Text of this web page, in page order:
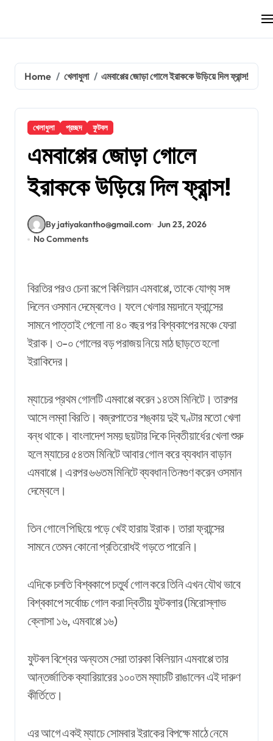
Home খেলাধুলা এমবাপ্পের জোড়া গোলে ইরাককে উড়িয়ে দিল ফ্রান্স!
খেলাধুলা প্রচ্ছদ ফুটবল
এমবাপ্পের জোড়া গোলে
ইরাককে উড়িয়ে দিল ফ্রান্স!
By jatiyakantho@gmail.com Jun 23, 2026
No Comments
বিরতির পরও চেনা রূপে কিলিয়ান এমবাপ্পে, তাকে যোগ্য সঙ্গ
দিলেন ওসমান দেম্বেলেও। ফলে খেলার ময়দানে ফ্রান্সের
সামনে পাত্তাই পেলো না ৪০ বছর পর বিশ্বকাপের মঞ্চে ফেরা
ইরাক। ৩-০ গোলের বড় পরাজয় নিয়ে মাঠ ছাড়তে হলো
ইরাকিদের।
ম্যাচের প্রথম গোলটি এমবাপ্পে করেন ১৪তম মিনিটে। তারপর
আসে লম্বা বিরতি। বজ্রপাতের শঙ্কায় দুই ঘণ্টার মতো খেলা
বন্ধ থাকে। বাংলাদেশ সময় ছয়টার দিকে দ্বিতীয়ার্ধের খেলা শুরু
হলে ম্যাচের ৫৪তম মিনিটে আবার গোল করে ব্যবধান বাড়ান
এমবাপ্পে। এরপর ৬৬তম মিনিটে ব্যবধান তিনগুণ করেন ওসমান
দেম্বেলে।
তিন গোলে পিছিয়ে পড়ে খেই হারায় ইরাক। তারা ফ্রান্সের
সামনে তেমন কোনো প্রতিরোধই গড়তে পারেনি।
এদিকে চলতি বিশ্বকাপে চতুর্থ গোল করে তিনি এখন যৌথ ভাবে
বিশ্বকাপে সর্বোচ্চ গোল করা দ্বিতীয় ফুটবলার (মিরোস্লাভ
ক্লোসা ১৬, এমবাপ্পে ১৬)
ফুটবল বিশ্বের অন্যতম সেরা তারকা কিলিয়ান এমবাপ্পে তার
আন্তর্জাতিক ক্যারিয়ারের ১০০তম ম্যাচটি রাঙালেন এই দারুণ
কীর্তিতে।
এর আগে একই ম্যাচে সোমবার ইরাকের বিপক্ষে মাঠে নেমে